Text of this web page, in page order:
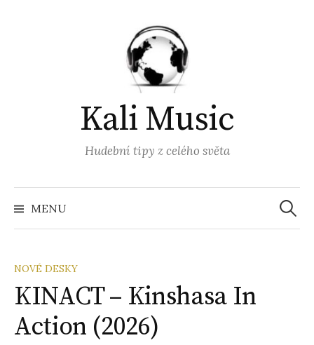
Kali Music
Hudební tipy z celého světa
MENU
NOVÉ DESKY
KINACT – Kinshasa In
Action (2026)